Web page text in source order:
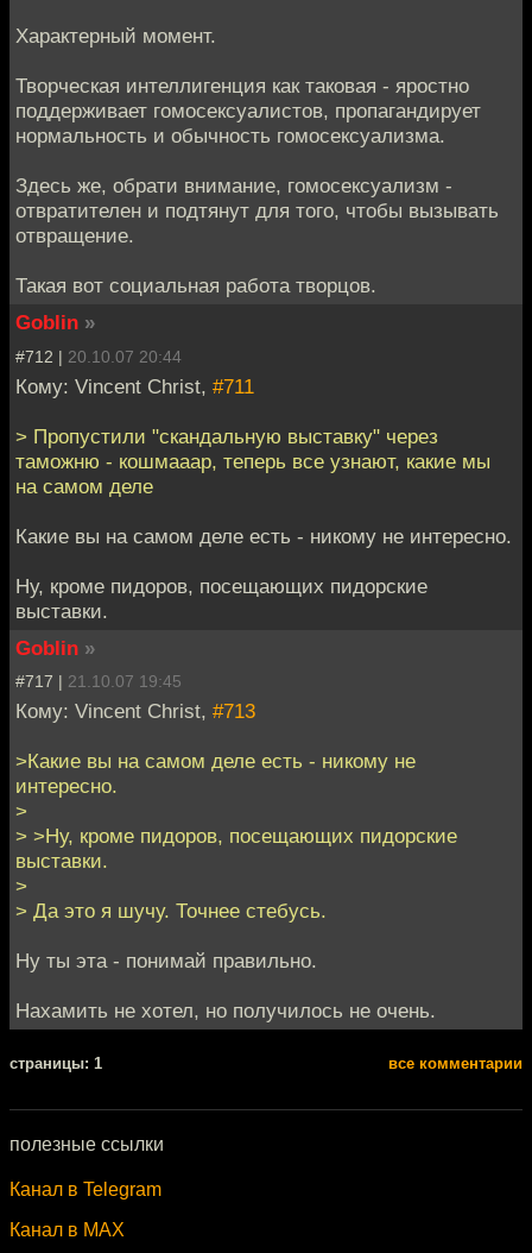
Характерный момент.
Творческая интеллигенция как таковая - яростно
поддерживает гомосексуалистов, пропагандирует
нормальность и обычность гомосексуализма.
Здесь же, обрати внимание, гомосексуализм -
отвратителен и подтянут для того, чтобы вызывать
отвращение.
Такая вот социальная работа творцов.
Goblin »
#712 | 20.10.07 20:44
Кому: Vincent Christ, #711
> Пропустили "скандальную выставку" через
таможню - кошмааар, теперь все узнают, какие мы
на самом деле
Какие вы на самом деле есть - никому не интересно.
Ну, кроме пидоров, посещающих пидорские
выставки.
Goblin »
#717 | 21.10.07 19:45
Кому: Vincent Christ, #713
>Какие вы на самом деле есть - никому не
интересно.
>
> >Ну, кроме пидоров, посещающих пидорские
выставки.
>
> Да это я шучу. Точнее стебусь.
Ну ты эта - понимай правильно.
Нахамить не хотел, но получилось не очень.
cтраницы: 1 все комментарии
полезные ссылки
Канал в Telegram
Канал в MAX